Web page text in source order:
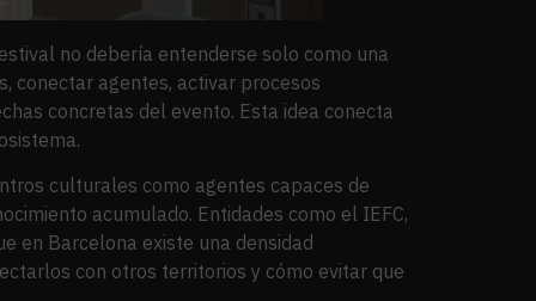
no debería entenderse solo como una
conectar agentes, activar procesos
concretas del evento. Esta idea conecta
culturales como agentes capaces de
acumulado. Entidades como el IEFC,
en Barcelona existe una densidad
con otros territorios y cómo evitar que